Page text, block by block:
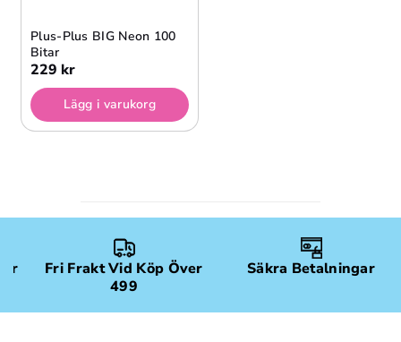
Plus-Plus BIG Neon 100
Bitar
229 kr
Lägg i varukorg
Fri Frakt Vid Köp Över
499
Säkra Betalningar